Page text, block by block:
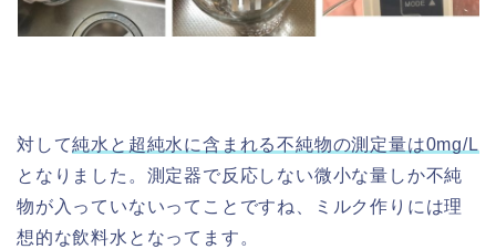
対して純水と超純水に含まれる不純物の測定量は0mg/L
となりました。測定器で反応しない微小な量しか不純
物が入っていないってことですね、ミルク作りには理
想的な飲料水となってます。